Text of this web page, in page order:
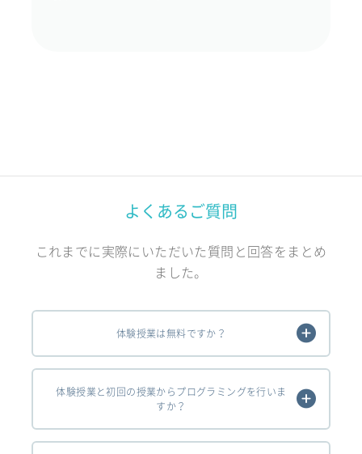
よくあるご質問
これまでに実際にいただいた質問と回答をまとめ
ました。
体験授業は無料ですか？
体験授業と初回の授業からプログラミングを行いま
すか？